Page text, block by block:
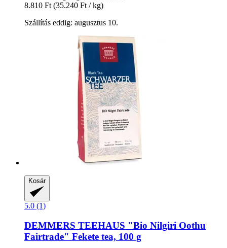
8.810 Ft (35.240 Ft / kg)
Szállítás eddig: augusztus 10.
Kosár
5.0 (1)
DEMMERS TEEHAUS "Bio Nilgiri Oothu
Fairtrade" Fekete tea, 100 g